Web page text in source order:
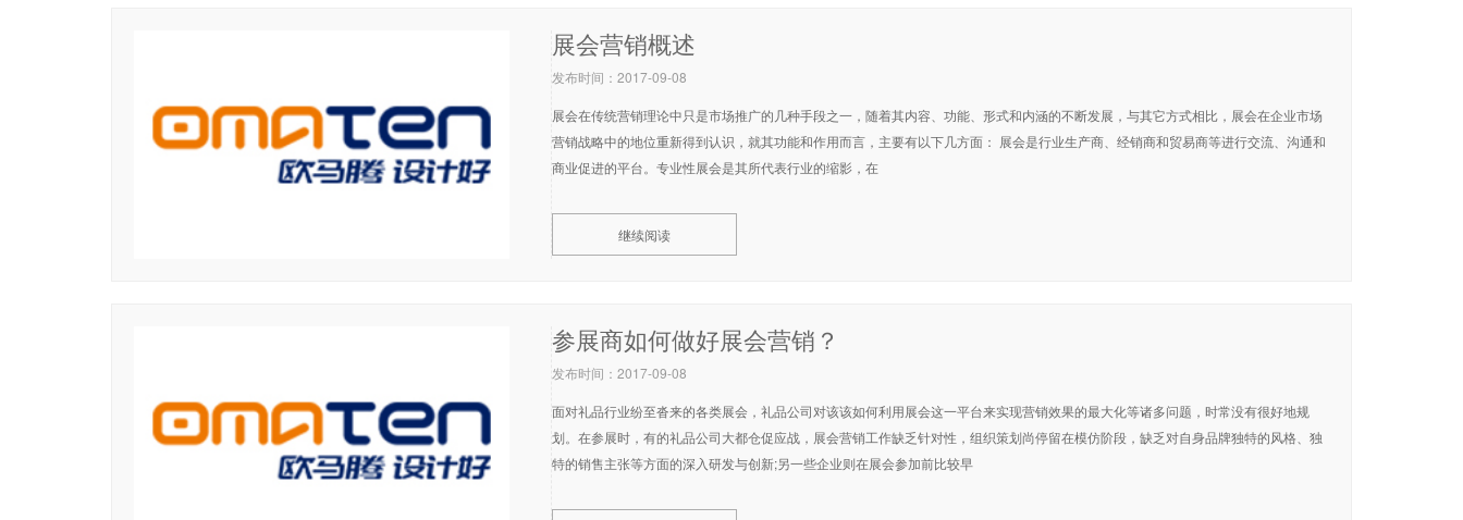
展会营销概述
发布时间：2017-09-08
展会在传统营销理论中只是市场推广的几种手段之一，随着其内容、功能、形式和内涵的不断发展，与其它方式相比，展会在企业市场
营销战略中的地位重新得到认识，就其功能和作用而言，主要有以下几方面： 展会是行业生产商、经销商和贸易商等进行交流、沟通和
商业促进的平台。专业性展会是其所代表行业的缩影，在
继续阅读
参展商如何做好展会营销？
发布时间：2017-09-08
面对礼品行业纷至沓来的各类展会，礼品公司对该该如何利用展会这一平台来实现营销效果的最大化等诸多问题，时常没有很好地规
划。在参展时，有的礼品公司大都仓促应战，展会营销工作缺乏针对性，组织策划尚停留在模仿阶段，缺乏对自身品牌独特的风格、独
特的销售主张等方面的深入研发与创新;另一些企业则在展会参加前比较早